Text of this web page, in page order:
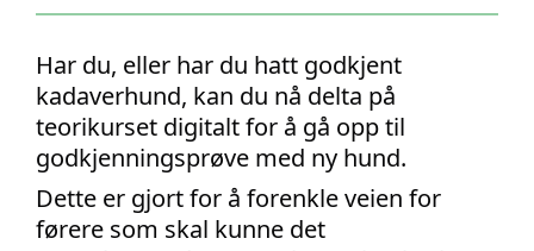
Har du, eller har du hatt godkjent
kadaverhund, kan du nå delta på
teorikurset digitalt for å gå opp til
godkjenningsprøve med ny hund.
Dette er gjort for å forenkle veien for
førere som skal kunne det